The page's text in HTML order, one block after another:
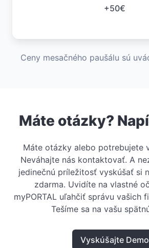
+50€
Ceny mesačného paušálu sú
Máte otázky?
Máte otázky alebo potrebujete
Neváhajte nás kontaktovať. A
jedinečnú príležitosť vyskúšať si
zdarma. Uvidíte na vlastné
myPORTAL uľahčiť správu vašich
Tešíme sa na vašu
Vyskúšajte Demo